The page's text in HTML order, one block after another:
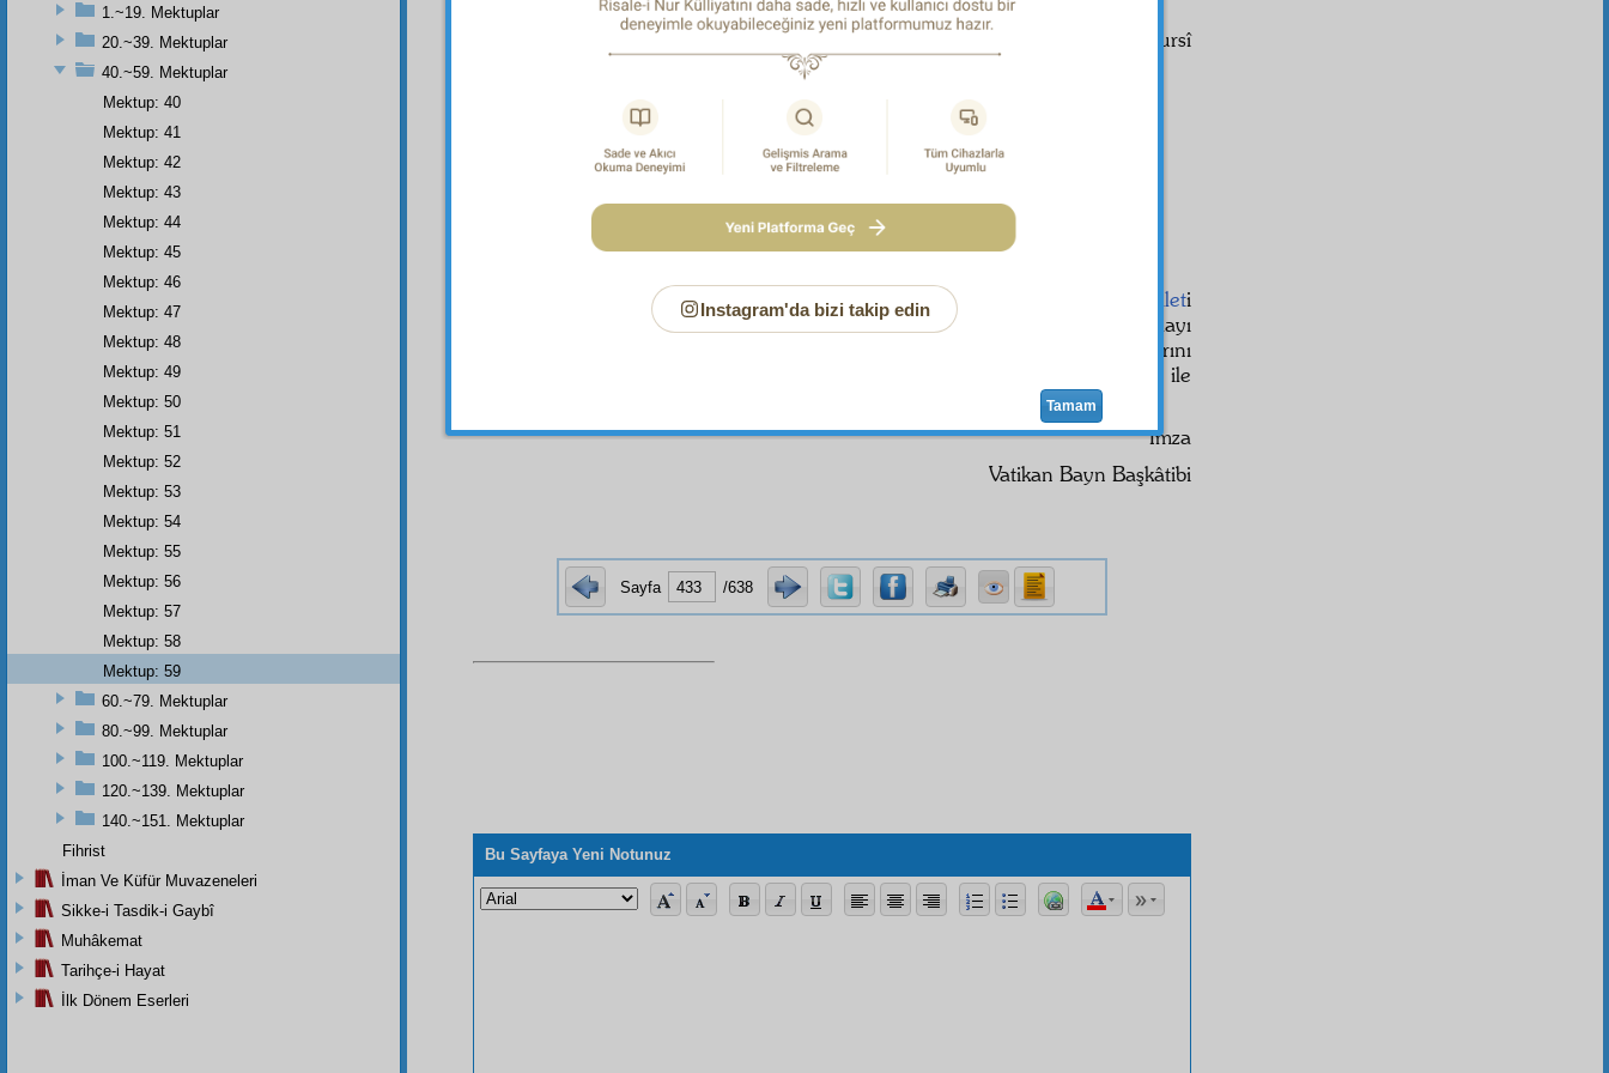
Said Nursî
Makam-ı Âlî Kalem-i Mahsus
Başkitabet Dairesi
Vatikan, 22 Şubat 1951
nâm el yazısı olan güzel eserinizİstanbul 'daki makam-ı vekâleti
Hazretlerine takdim edilmiştir. Bu nazik saygınızdan dolayı
larını
eylerim. Bu vesile ile
İmza
Vatikan Bayn Başkâtibi
Sayfa /638
Bu Sayfaya Yeni Notunuz
1.~19. Mektuplar
20.~39. Mektuplar
40.~59. Mektuplar
Mektup: 40
Mektup: 41
Mektup: 42
Mektup: 43
Mektup: 44
Mektup: 45
Mektup: 46
Mektup: 47
Mektup: 48
Mektup: 49
Mektup: 50
Mektup: 51
Mektup: 52
Mektup: 53
Mektup: 54
Mektup: 55
Mektup: 56
Mektup: 57
Mektup: 58
Mektup: 59
60.~79. Mektuplar
80.~99. Mektuplar
100.~119. Mektuplar
120.~139. Mektuplar
140.~151. Mektuplar
Fihrist
İman Ve Küfür Muvazeneleri
Sikke-i Tasdik-i Gaybî
Muhâkemat
Tarihçe-i Hayat
İlk Dönem Eserleri
Instagram'da bizi takip edin
Tamam